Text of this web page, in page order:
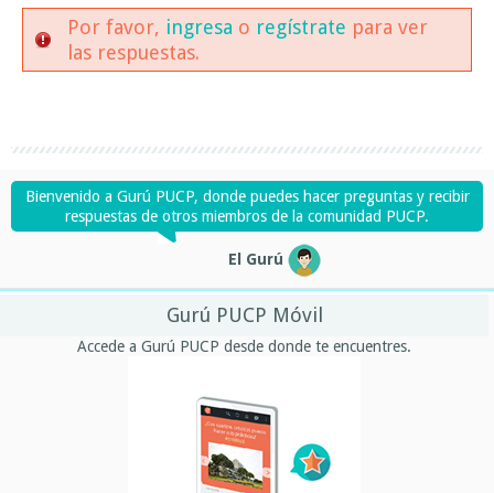
Por favor, ingresa o regístrate para ver
las respuestas.
Bienvenido a Gurú PUCP, donde puedes hacer preguntas y recibir
respuestas de otros miembros de la comunidad PUCP.
El Gurú
Gurú PUCP Móvil
Accede a Gurú PUCP desde donde te encuentres.